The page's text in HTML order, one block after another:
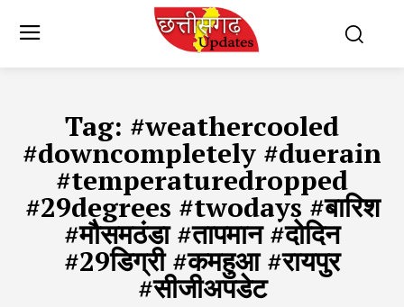
Tag: #weathercooled
#downcompletely #duerain
#temperaturedropped
#29degrees #twodays #बारिश
#मौसमठंडा #तापमान #दोदिन
#29डिग्री #कमहुआ #रायपुर
#सीजीअपडेट